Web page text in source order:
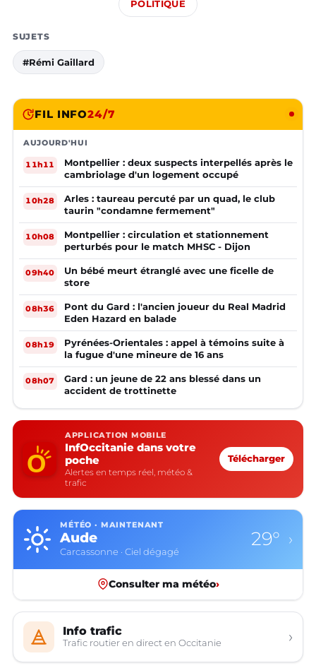
POLITIQUE
SUJETS
#Rémi Gaillard
FIL INFO24/7
AUJOURD'HUI
11h11
Montpellier : deux suspects interpellés après le
cambriolage d'un logement occupé
10h28
Arles : taureau percuté par un quad, le club
taurin "condamne fermement"
10h08
Montpellier : circulation et stationnement
perturbés pour le match MHSC - Dijon
09h40
Un bébé meurt étranglé avec une ficelle de
store
08h36
Pont du Gard : l'ancien joueur du Real Madrid
Eden Hazard en balade
08h19
Pyrénées-Orientales : appel à témoins suite à
la fugue d'une mineure de 16 ans
08h07
Gard : un jeune de 22 ans blessé dans un
accident de trottinette
APPLICATION MOBILE
InfOccitanie dans votre
poche
Alertes en temps réel, météo &
trafic
Télécharger
MÉTÉO · MAINTENANT
Aude
Carcassonne · Ciel dégagé
29° ›
Consulter ma météo›
Info trafic
Trafic routier en direct en Occitanie ›